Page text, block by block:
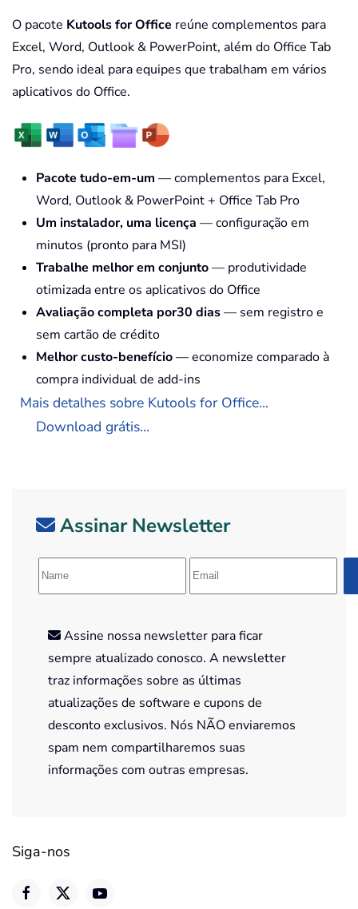
O pacote Kutools for Office reúne complementos para
Excel, Word, Outlook & PowerPoint, além do Office Tab
Pro, sendo ideal para equipes que trabalham em vários
aplicativos do Office.
Pacote tudo-em-um — complementos para Excel,
Word, Outlook & PowerPoint + Office Tab Pro
Um instalador, uma licença — configuração em
minutos (pronto para MSI)
Trabalhe melhor em conjunto— produtividade
otimizada entre os aplicativos do Office
Avaliação completa por30 dias— sem registro e
sem cartão de crédito
Melhor custo-benefício— economize comparado à
compra individual de add-ins
Mais detalhes sobre Kutools for Office...
Download grátis...
Assinar Newsletter
Assine nossa newsletter para ficar
sempre atualizado conosco. A newsletter
traz informações sobre as últimas
atualizações de software e cupons de
desconto exclusivos. Nós NÃO enviaremos
spam nem compartilharemos suas
informações com outras empresas.
Siga-nos